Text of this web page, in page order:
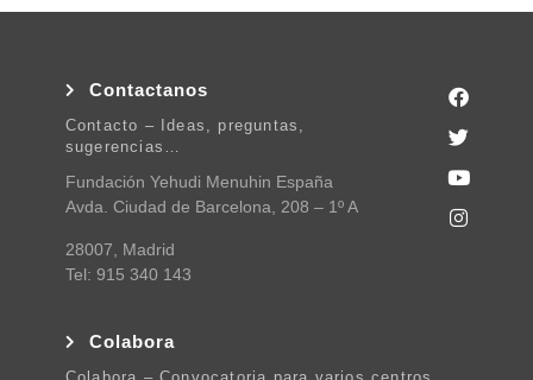
Contactanos
Contacto – Ideas, preguntas,
sugerencias…
Fundación Yehudi Menuhin España
Avda. Ciudad de Barcelona, 208 – 1º A
28007, Madrid
Tel: 915 340 143
Colabora